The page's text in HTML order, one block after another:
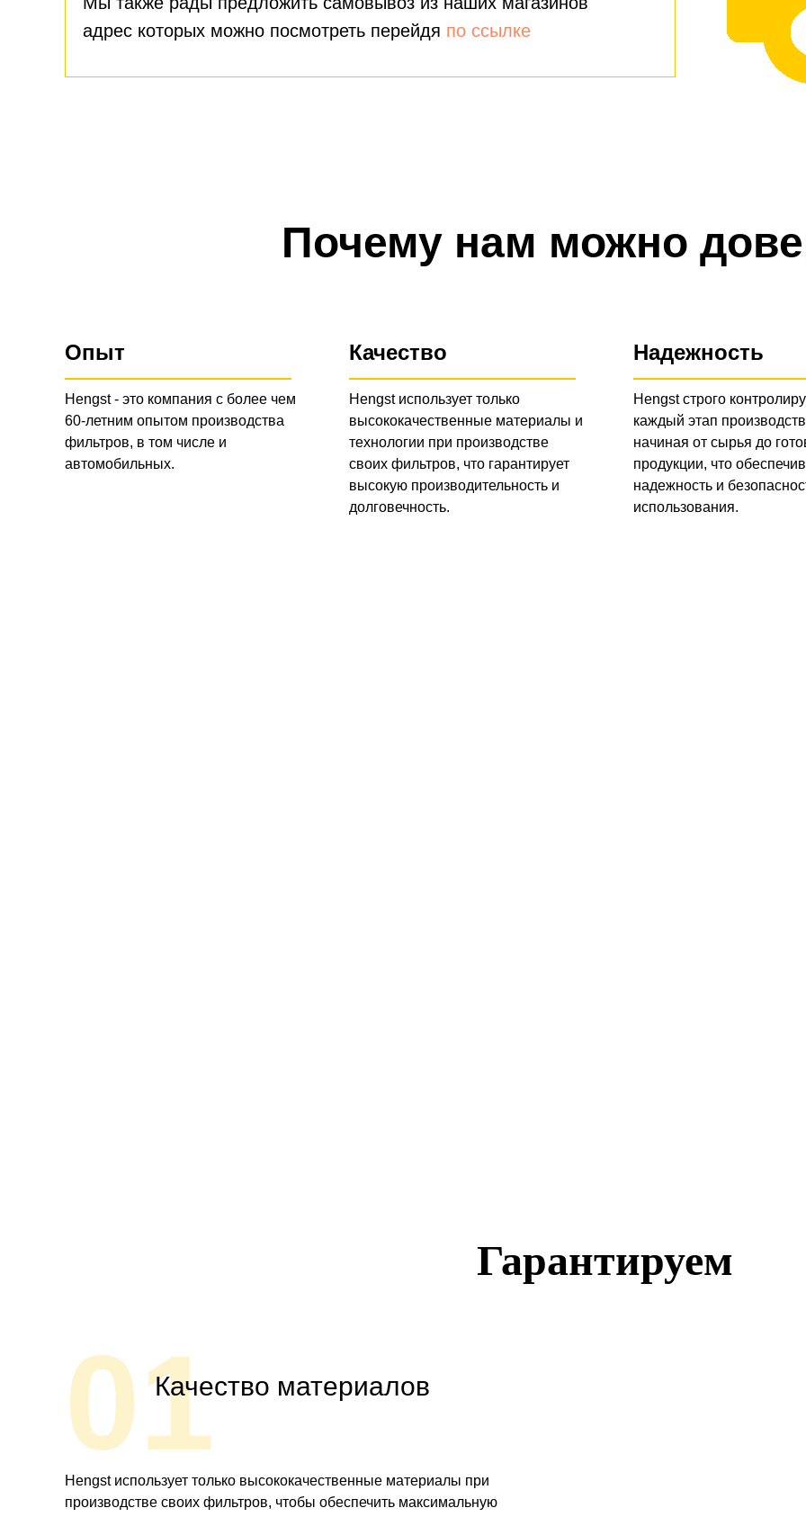
адрес которых можно посмотреть перейдя по ссылке
Почему нам можно
Опыт
Hengst - это компания с более чем
60-летним опытом производства
фильтров, в том числе и
автомобильных.
Качество Надежность
Hengst использует только
высококачественные материалы и
технологии при производстве
своих фильтров, что гарантирует
высокую производительность и
долговечность.
Hengst строго
каждый этап
начиная от сырья до
продукции, что
надежность и
использования.
Гарантируем
01Качество материалов
Hengst использует только высококачественные материалы при
производстве своих фильтров, чтобы обеспечить максимальную